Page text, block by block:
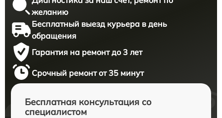
желанию
Бесплатный выезд курьера в день
обращения
Гарантия на ремонт до 3 лет
Срочный ремонт от 35 минут
Бесплатная консультация со
специалистом